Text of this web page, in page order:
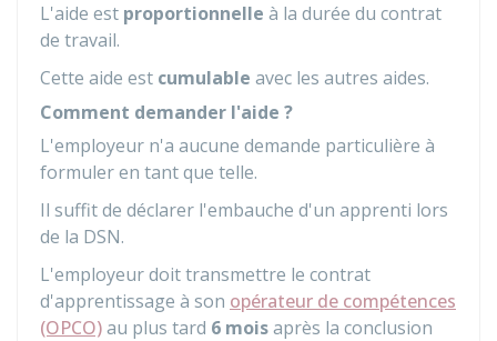
L'aide est proportionnelle à la durée du contrat
de travail.
Cette aide est cumulable avec les autres aides.
Comment demander l'aide ?
L'employeur n'a aucune demande particulière à
formuler en tant que telle.
Il suffit de déclarer l'embauche d'un apprenti lors
de la DSN.
L'employeur doit transmettre le contrat
d'apprentissage à son opérateur de compétences
(OPCO)au plus tard 6 moisaprès la conclusion